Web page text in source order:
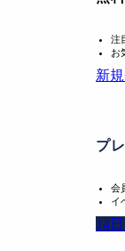
注
お
新
プ
会
イ
14